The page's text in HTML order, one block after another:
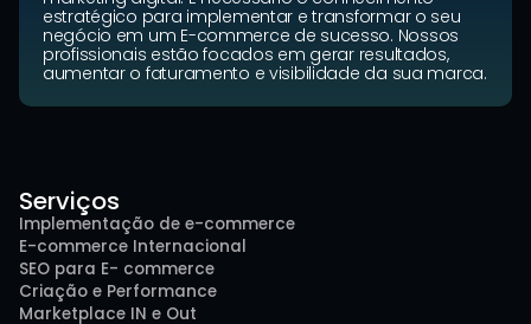
estratégico para implementar e transformar o seu
negócio em um E-commerce de sucesso. Nossos
profissionais estão focados em gerar resultados,
aumentar o faturamento e visibilidade da sua marca.
Serviços
Implementação de e-commerce
E-commerce Internacional
SEO para E- commerce
Criação e Performance
Marketplace IN e Out